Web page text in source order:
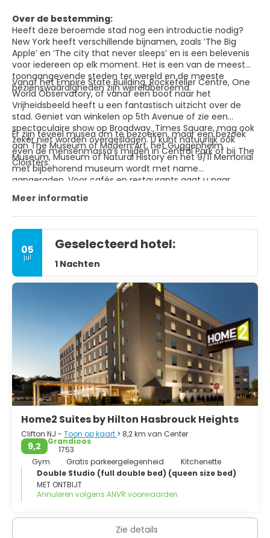
Over de bestemming:
Heeft deze beroemde stad nog een introductie nodig?
New York heeft verschillende bijnamen, zoals ‘The Big
Apple’ en ‘The city that never sleeps’ en is een belevenis
voor iedereen op elk moment. Het is een van de meest
toonaangevende steden ter wereld en de meeste
bezienswaardigheden zijn wereldberoemd.
Vanaf het Empire State Building, Rockefeller Centre, One
World Observatory, of vanaf een boot naar het
Vrijheidsbeeld heeft u een fantastisch uitzicht over de
stad. Geniet van winkelen op 5th Avenue of zie een
spectaculaire show op Broadway. Times Square, mag ook
zeker niet worden overgeslagen. U kunt natuurlijk ook
even de mensenmassa’s mijden in Central Park of bij The
Cloisters.
Er zijn teveel musea om te bezoeken, maar een bezoek
aan The Museum of Modern Art, het Guggenheim
Museum, Museum of Natural History en het 9/11 Memorial
met bijbehorend museum wordt met name
aangeraden. Voor cafés en restaurants gaat u naar
Greenwich Village, Soho, Little Italy of Chinatown.
Wanneer u zich een echte New Yorker wilt voelen kunt u
naar een wedstrijd van de New York Yankees gaan of naar
de Madison Square Gardens om de New York Knicks te
zien spelen.
Meer informatie
05
jul
Geselecteerd hotel:
1 Nachten
Home2 Suites by Hilton Hasbrouck Heights
Clifton NJ - Toon op kaart > 8,2 km van Center
9,2
Grandioos
1753
Gym
Gratis parkeergelegenheid
Kitchenette
Double Studio (full double bed) (queen size bed)
MET ONTBIJT
Annuleren volgens ANVR voorwaarden
Zie details